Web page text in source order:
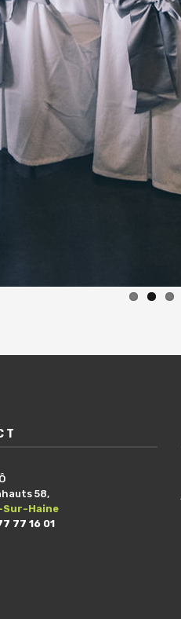
58,
Sur-Haine
77 16 01